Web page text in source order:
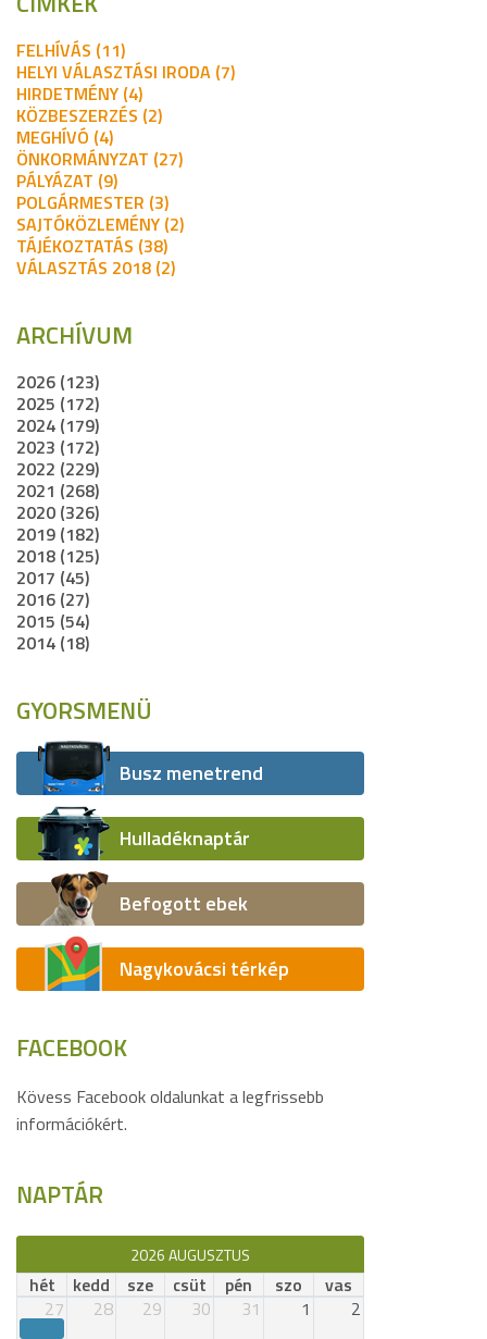
FELHÍVÁS (11)
HELYI VÁLASZTÁSI IRODA (7)
HIRDETMÉNY (4)
KÖZBESZERZÉS (2)
MEGHÍVÓ (4)
ÖNKORMÁNYZAT (27)
PÁLYÁZAT (9)
POLGÁRMESTER (3)
SAJTÓKÖZLEMÉNY (2)
TÁJÉKOZTATÁS (38)
VÁLASZTÁS 2018 (2)
ARCHÍVUM
2026 (123)
2025 (172)
2024 (179)
2023 (172)
2022 (229)
2021 (268)
2020 (326)
2019 (182)
2018 (125)
2017 (45)
2016 (27)
2015 (54)
2014 (18)
GYORSMENÜ
Busz menetrend
Hulladéknaptár
Befogott ebek
Nagykovácsi térkép
FACEBOOK
Kövess Facebook oldalunkat a legfrissebb
információkért.
NAPTÁR
2026 AUGUSZTUS
hét kedd sze csüt pén szo
vas
27
28 29 30 31 1
2